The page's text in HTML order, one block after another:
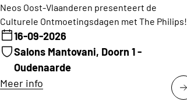
Neos Oost-Vlaanderen presenteert de
Culturele Ontmoetingsdagen met The Philips!
16-09-2026
Salons Mantovani, Doorn 1 -
Oudenaarde
Meer info